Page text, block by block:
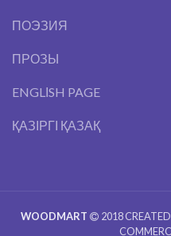
ПОЭЗИЯ
ПРОЗЫ
ENGLІSH PAGE
ҚАЗІРГІ ҚАЗАҚ
WOODMART 2018